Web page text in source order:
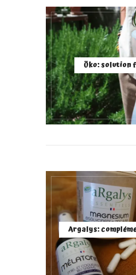
Öko:
Argalys: